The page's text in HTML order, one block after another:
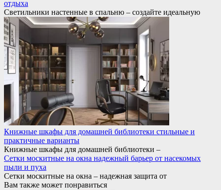
отдыха
Светильники настенные в спальню – создайте идеальную
Книжные шкафы для домашней библиотеки стильные и
практичные варианты
Книжные шкафы для домашней библиотеки –
Сетки москитные на окна надежный барьер от насекомых
пыли и пуха
Сетки москитные на окна – надежная защита от
Вам также может понравиться